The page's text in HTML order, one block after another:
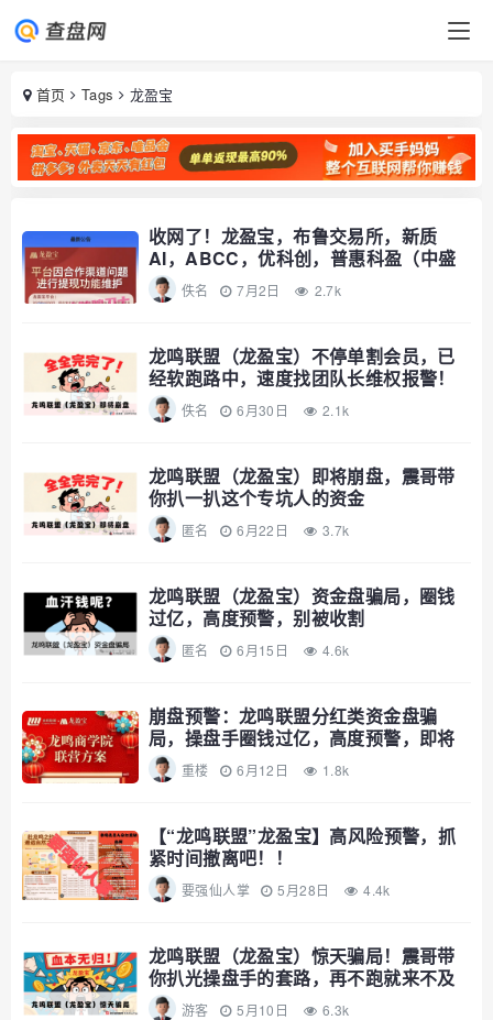
首页 Tags 龙盈宝
收网了！龙盈宝，布鲁交易所，新质
AI，ABCC，优科创，普惠科盈（中盛
国际），
佚名 7月2日 2.7k
龙鸣联盟（龙盈宝）不停单割会员，已
经软跑路中，速度找团队长维权报警！
佚名 6月30日 2.1k
龙鸣联盟（龙盈宝）即将崩盘，震哥带
你扒一扒这个专坑人的资金
匿名 6月22日 3.7k
龙鸣联盟（龙盈宝）资金盘骗局，圈钱
过亿，高度预警，别被收割
匿名 6月15日 4.6k
崩盘预警：龙鸣联盟分红类资金盘骗
局，操盘手圈钱过亿，高度预警，即将
崩盘重楼 6月12日 1.8k
【“龙鸣联盟”龙盈宝】高风险预警，抓
紧时间撤离吧！！
要强仙人掌 5月28日 4.4k
龙鸣联盟（龙盈宝）惊天骗局！震哥带
你扒光操盘手的套路，再不跑就来不及
了
游客 5月10日 6.3k